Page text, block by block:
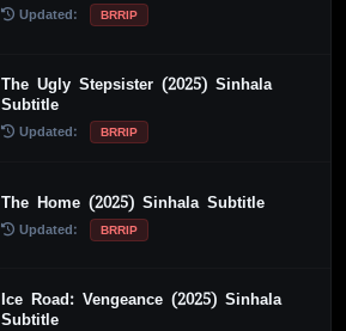
Updated: BRRIP
The Ugly Stepsister (2025) Sinhala
Subtitle
Updated: BRRIP
The Home (2025) Sinhala Subtitle
Updated: BRRIP
Ice Road: Vengeance (2025) Sinhala
Subtitle